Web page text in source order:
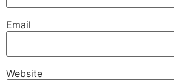
Email
Website